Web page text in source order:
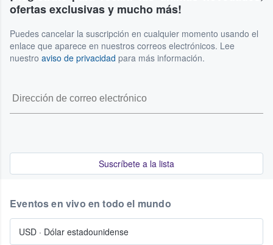
ofertas exclusivas y mucho más!
Puedes cancelar la suscripción en cualquier momento usando el
enlace que aparece en nuestros correos electrónicos. Lee
nuestro aviso de privacidad para más información.
Suscríbete a la lista
Eventos en vivo en todo el mundo
USD · Dólar estadounidense